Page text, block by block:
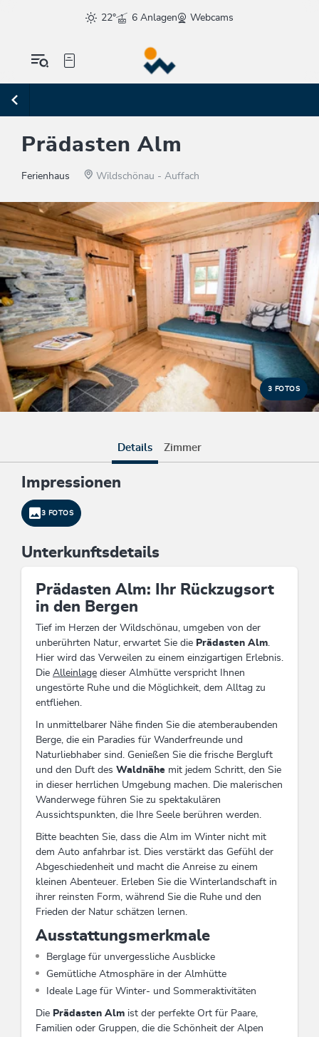
22° 6 Anlagen Webcams
Prädasten Alm
Ferienhaus Wildschönau - Auffach
3 FOTOS
Details Zimmer
Impressionen
3 FOTOS
Unterkunftsdetails
Prädasten Alm: Ihr Rückzugsort
in den Bergen
Tief im Herzen der Wildschönau, umgeben von der
unberührten Natur, erwartet Sie die Prädasten Alm.
Hier wird das Verweilen zu einem einzigartigen Erlebnis.
Die Alleinlage dieser Almhütte verspricht Ihnen
ungestörte Ruhe und die Möglichkeit, dem Alltag zu
entfliehen.
In unmittelbarer Nähe finden Sie die atemberaubenden
Berge, die ein Paradies für Wanderfreunde und
Naturliebhaber sind. Genießen Sie die frische Bergluft
und den Duft des Waldnähe mit jedem Schritt, den Sie
in dieser herrlichen Umgebung machen. Die malerischen
Wanderwege führen Sie zu spektakulären
Aussichtspunkten, die Ihre Seele berühren werden.
Bitte beachten Sie, dass die Alm im Winter nicht mit
dem Auto anfahrbar ist. Dies verstärkt das Gefühl der
Abgeschiedenheit und macht die Anreise zu einem
kleinen Abenteuer. Erleben Sie die Winterlandschaft in
ihrer reinsten Form, während Sie die Ruhe und den
Frieden der Natur schätzen lernen.
Ausstattungsmerkmale
Berglage für unvergessliche Ausblicke
Gemütliche Atmosphäre in der Almhütte
Ideale Lage für Winter- und Sommeraktivitäten
Die Prädasten Alm ist der perfekte Ort für Paare,
Familien oder Gruppen, die die Schönheit der Alpen